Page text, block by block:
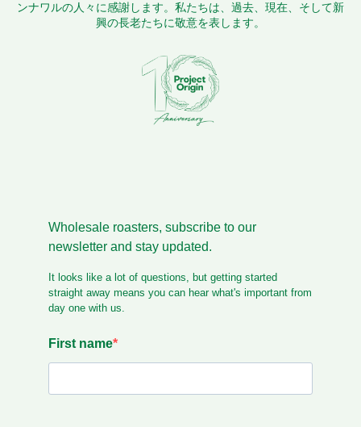
ンナワルの人々に感謝します。私たちは、過去、現在、そして新
興の長老たちに敬意を表します。